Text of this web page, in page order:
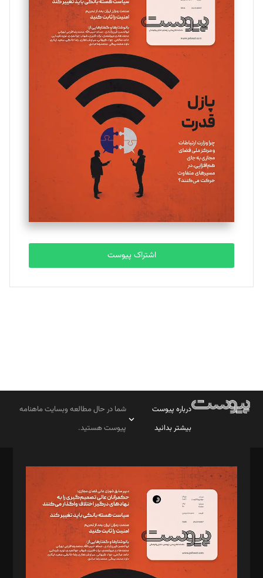
تحریریه
مینا پاکدل
یسنا امان‌پور
تحریریه
ملینا جعفری
تحریریه
مصطفی مسجدی آرانی
تحریریه
بابک نقاش
تحریریه
اشتراک پیوست
درباره پیوست
بیشتر بدانید
شما در حال مطالعه وبسایت ماهنامه
پیوست هستید.
مدیر مسئول: محمدباقر اثنی‌عشری
سردبیر: مهرک محمودی
دبیر تحریریه: میثم قاسمی
د‌بیر ناداستان: سمانه سمیع
د‌بیر خدمت و تجارت: ابوالفضل رجبی
د‌بیر حقوق فناوری: حسام‌الدین ایپکچی
د‌بیر پیوست جهان: مینا پاکدل